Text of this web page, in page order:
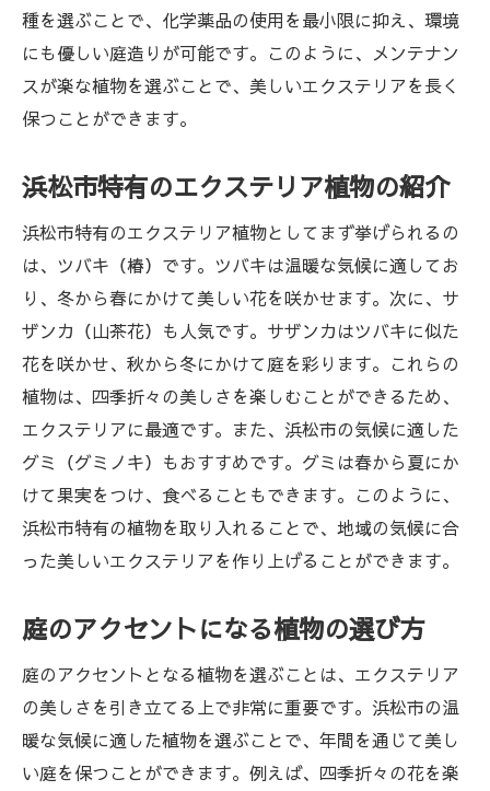
庭の雰囲気を高める人気の植物
浜松市の庭を美しくするエクステリア植物の選
び方ガイド
庭のデザインに合う植物の選び方
温暖な気候に適した低メンテナンス植物
庭のアクセントになる植物の配置
プライバシーを確保するための植栽方法
エクステリアに重要な植物の役割
エクステリアを彩る浜松市でおすすめの植物選
び
色鮮やかな花を選ぶポイント
季節ごとの植物配置のコツ
浜松市の気候に適した常緑樹
庭に取り入れたい地元特有の植物
エクステリアと調和する植物選びの方法
種を選ぶことで、化学薬品の使用を最小限に抑え、環境
にも優しい庭造りが可能です。このように、メンテナン
スが楽な植物を選ぶことで、美しいエクステリアを長く
保つことができます。
浜松市特有のエクステリア植物の紹介
浜松市特有のエクステリア植物としてまず挙げられるの
は、ツバキ（椿）です。ツバキは温暖な気候に適してお
り、冬から春にかけて美しい花を咲かせます。次に、サ
ザンカ（山茶花）も人気です。サザンカはツバキに似た
花を咲かせ、秋から冬にかけて庭を彩ります。これらの
植物は、四季折々の美しさを楽しむことができるため、
エクステリアに最適です。また、浜松市の気候に適した
グミ（グミノキ）もおすすめです。グミは春から夏にか
けて果実をつけ、食べることもできます。このように、
浜松市特有の植物を取り入れることで、地域の気候に合
った美しいエクステリアを作り上げることができます。
庭のアクセントになる植物の選び方
庭のアクセントとなる植物を選ぶことは、エクステリア
の美しさを引き立てる上で非常に重要です。浜松市の温
暖な気候に適した植物を選ぶことで、年間を通じて美し
い庭を保つことができます。例えば、四季折々の花を楽